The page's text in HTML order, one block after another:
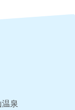
泉